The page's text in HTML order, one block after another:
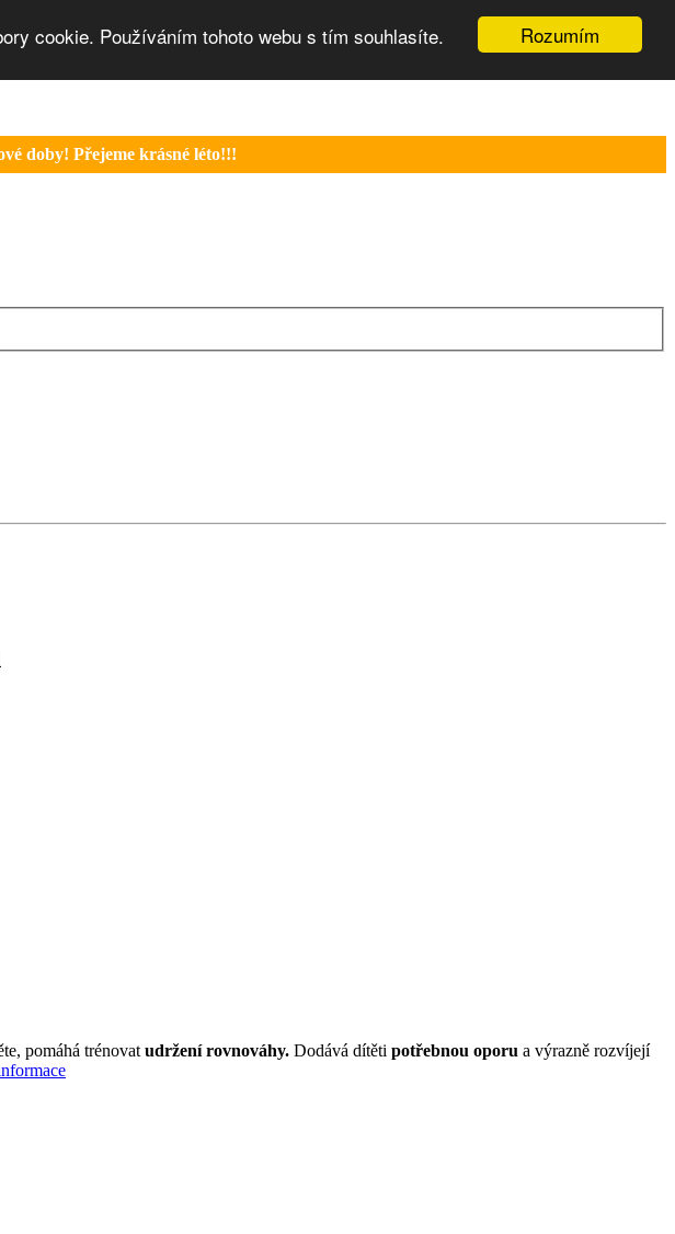
Rozumím
cookie. Používáním tohoto webu s tím souhlasíte.
doby! Přejeme krásné léto!!!
pomáhá trénovatudržení rovnováhy. Dodává dítěti potřebnou oporu a výrazně rozvíjejí